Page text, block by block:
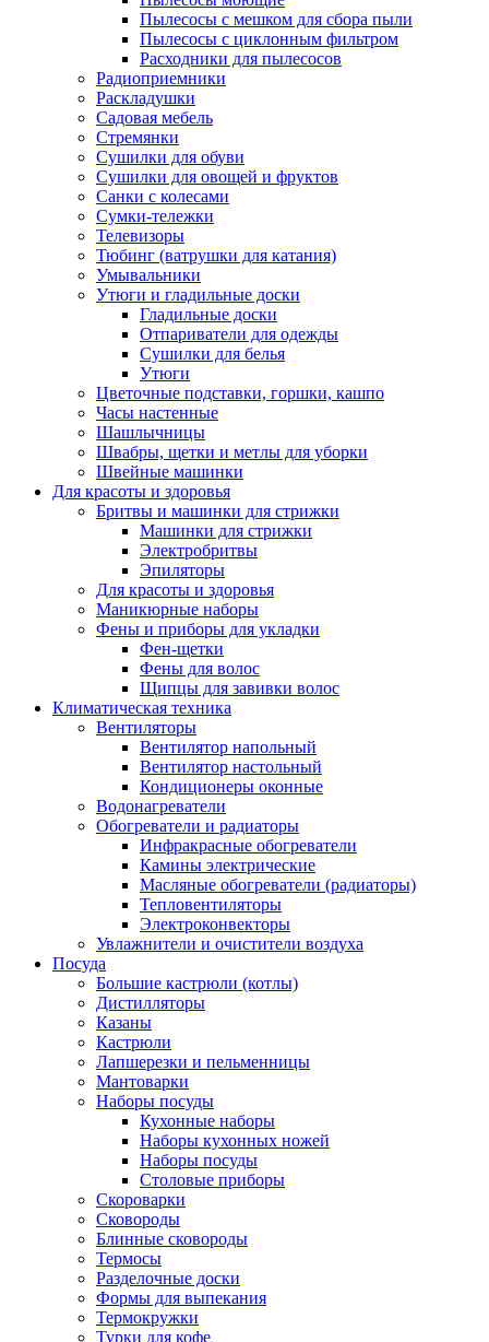
Пылесосы с мешком для сбора пыли
Пылесосы с циклонным фильтром
Расходники для пылесосов
Радиоприемники
Раскладушки
Садовая мебель
Стремянки
Сушилки для обуви
Сушилки для овощей и фруктов
Санки с колесами
Сумки-тележки
Телевизоры
Тюбинг (ватрушки для катания)
Умывальники
Утюги и гладильные доски
Гладильные доски
Отпариватели для одежды
Сушилки для белья
Утюги
Цветочные подставки, горшки, кашпо
Часы настенные
Шашлычницы
Швабры, щетки и метлы для уборки
Швейные машинки
Для красоты и здоровья
Бритвы и машинки для стрижки
Машинки для стрижки
Электробритвы
Эпиляторы
Для красоты и здоровья
Маникюрные наборы
Фены и приборы для укладки
Фен-щетки
Фены для волос
Щипцы для завивки волос
Климатическая техника
Вентиляторы
Вентилятор напольный
Вентилятор настольный
Кондиционеры оконные
Водонагреватели
Обогреватели и радиаторы
Инфракрасные обогреватели
Камины электрические
Масляные обогреватели (радиаторы)
Тепловентиляторы
Электроконвекторы
Увлажнители и очистители воздуха
Посуда
Большие кастрюли (котлы)
Дистилляторы
Казаны
Кастрюли
Лапшерезки и пельменницы
Мантоварки
Наборы посуды
Кухонные наборы
Наборы кухонных ножей
Наборы посуды
Столовые приборы
Скороварки
Сковороды
Блинные сковороды
Термосы
Разделочные доски
Формы для выпекания
Термокружки
Турки для кофе